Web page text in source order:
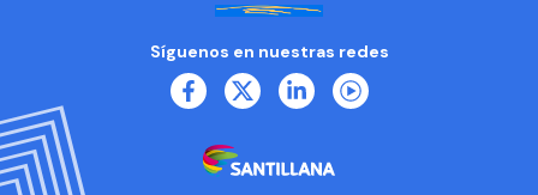
Síguenos en nuestras redes